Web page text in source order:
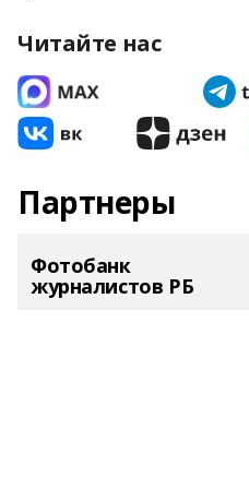
Читайте нас
Партнеры
Фотобанк
журналистов РБ